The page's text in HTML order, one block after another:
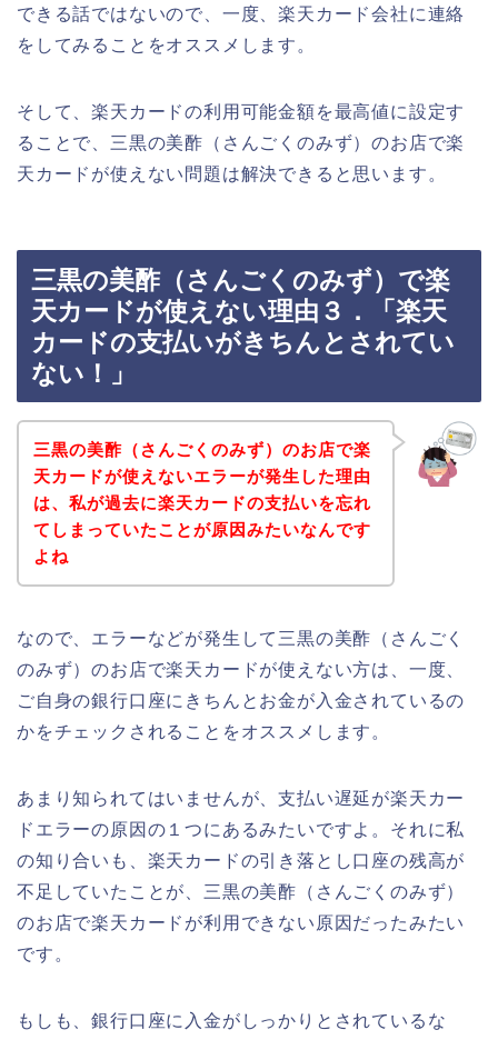
できる話ではないので、一度、楽天カード会社に連絡
をしてみることをオススメします。
そして、楽天カードの利用可能金額を最高値に設定す
ることで、三黒の美酢（さんごくのみず）のお店で楽
天カードが使えない問題は解決できると思います。
三黒の美酢（さんごくのみず）で楽
天カードが使えない理由３．「楽天
カードの支払いがきちんとされてい
ない！」
三黒の美酢（さんごくのみず）のお店で楽
天カードが使えないエラーが発生した理由
は、私が過去に楽天カードの支払いを忘れ
てしまっていたことが原因みたいなんです
よね
なので、エラーなどが発生して三黒の美酢（さんごく
のみず）のお店で楽天カードが使えない方は、一度、
ご自身の銀行口座にきちんとお金が入金されているの
かをチェックされることをオススメします。
あまり知られてはいませんが、支払い遅延が楽天カー
ドエラーの原因の１つにあるみたいですよ。それに私
の知り合いも、楽天カードの引き落とし口座の残高が
不足していたことが、三黒の美酢（さんごくのみず）
のお店で楽天カードが利用できない原因だったみたい
です。
もしも、銀行口座に入金がしっかりとされているな